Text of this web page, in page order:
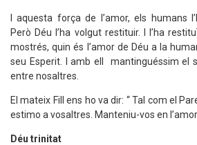
I aquesta força de l’amor, els humans
Però Déu l’ha volgut restituir. I l’ha
mostrés, quin és l’amor de Déu a la
seu Esperit. I amb ell mantinguéssim el
entre nosaltres.
El mateix Fill ens ho va dir: “ Tal com el
estimo a vosaltres. Manteniu-vos en l’amor
Déu trinitat